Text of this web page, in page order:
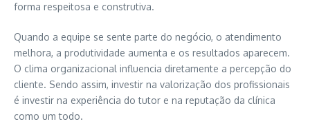
forma respeitosa e construtiva.
Quando a equipe se sente parte do negócio, o atendimento
melhora, a produtividade aumenta e os resultados aparecem.
O clima organizacional influencia diretamente a percepção do
cliente. Sendo assim, investir na valorização dos profissionais
é investir na experiência do tutor e na reputação da clínica
como um todo.